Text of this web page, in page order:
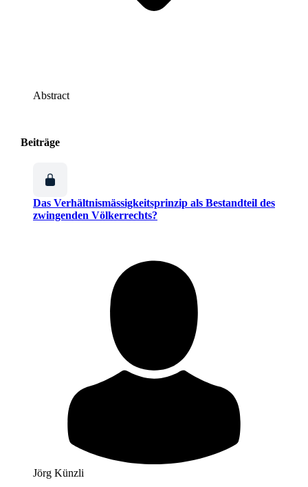
Abstract
Beiträge
Das Verhältnismässigkeitsprinzip als Bestandteil des
zwingenden Völkerrechts?
Jörg Künzli